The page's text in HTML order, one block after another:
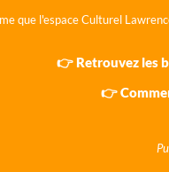
que l'espace Culturel
👉 Retrouvez les
👉